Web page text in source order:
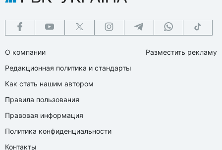
О компании
Редакционная политика и стандарты
Как стать нашим автором
Правила пользования
Правовая информация
Политика конфиденциальности
Контакты
Разместить рекламу